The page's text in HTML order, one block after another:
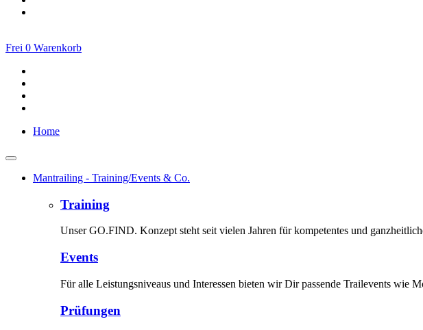
Frei 0 Warenkorb
Home
Mantrailing - Training/Events & Co.
Training
Unser GO.FIND. Konzept steht seit vielen Jahren für kompetentes und
Events
Für alle Leistungsniveaus und Interessen bieten wir Dir passende Trailevents wie
Prüfungen